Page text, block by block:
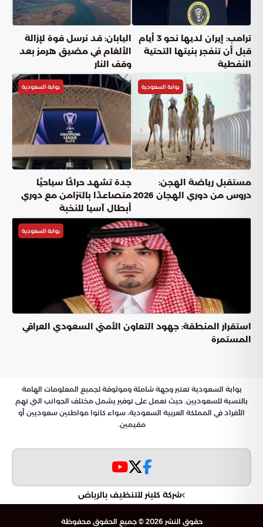
ترامب: إيران لديها نحو 3 أيام
قبل أن تنفجر بنيتها التحتية
النفطية
اليابان: قد نرسل قوة لإزالة
الألغام في مضيق هرمز بعد
وقف النار
بوابة السعودية
مستقبل رياضة الهجن:
دروس من دوري الهجان 2026
بوابة السعودية
جدة تشهد حراكًا سياحيًا
متصاعدًا بالتزامن مع دوري
أبطال آسيا للنخبة
بوابة السعودية
استقرار المنطقة: جهود التعاون الأمني السعودي العراقي
المستمرة
بوابة السعودية تعتبر وجهة شاملة وموثوقة لجميع المعلومات الهامة
بالنسبة للسعوديين. حيث نعمل على توفير يشمل مختلف الجوانب التي تهم
الأفراد في المملكة العربية السعودية، سواء كانوا مواطنين سعوديين أو
مقيمين.
شركة كلينر للتنظيف بالرياض
حقوق النشر 2026 © جميع الحقوق محفوظة